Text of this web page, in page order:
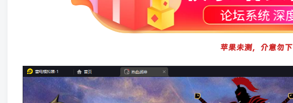
苹果未测，介意勿下